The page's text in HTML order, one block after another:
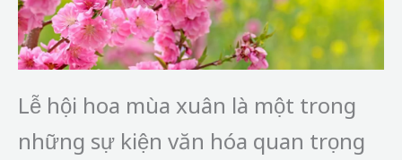
Lễ hội hoa mùa xuân là một trong
những sự kiện văn hóa quan trọng